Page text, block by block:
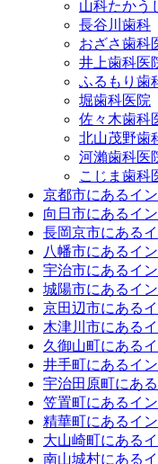
山科たかう
長谷川歯科
おざさ歯科
井上歯科医
ふるもり歯
堀歯科医院
佐々木歯科
北山茂野歯
河瀨歯科医
こじま歯科
京都市にあるイ
向日市にあるイ
長岡京市にある
八幡市にあるイ
宇治市にあるイ
城陽市にあるイ
京田辺市にある
木津川市にある
久御山町にある
井手町にあるイ
宇治田原町にあ
笠置町にあるイ
精華町にあるイ
大山崎町にある
南山城村にある